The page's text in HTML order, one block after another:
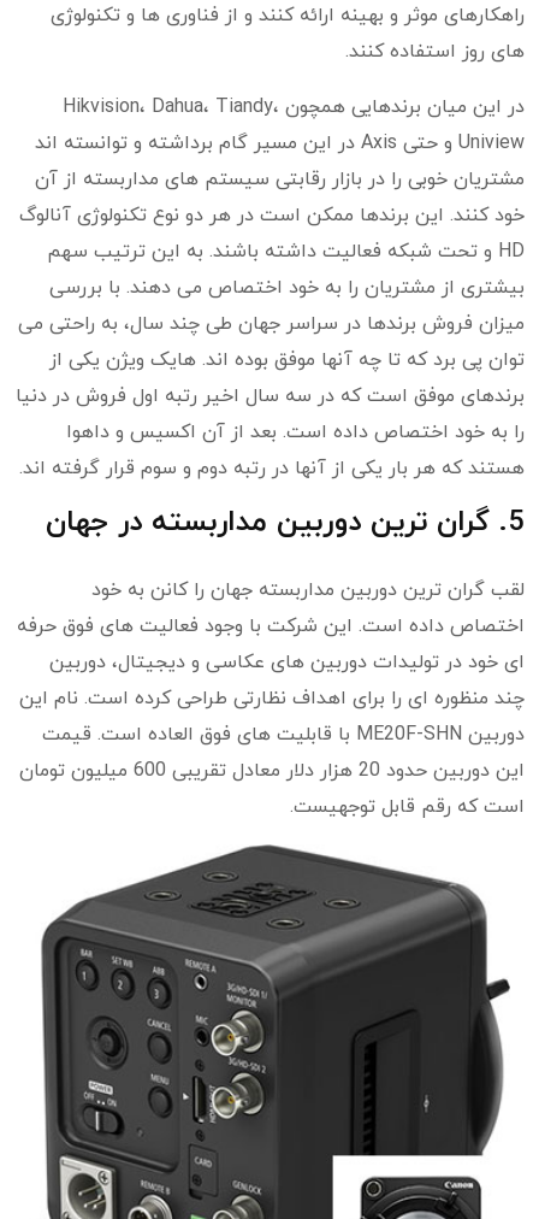
راهکارهای موثر و بهینه ارائه کنند و از فناوری ها و تکنولوژی
های روز استفاده کنند.
در این میان برندهایی همچون Hikvision، Dahua، Tiandy،
Uniview و حتی Axis در این مسیر گام برداشته و توانسته اند
مشتریان خوبی را در بازار رقابتی سیستم های مداربسته از آن
خود کنند. این برندها ممکن است در هر دو نوع تکنولوژی آنالوگ
HD و تحت شبکه فعالیت داشته باشند. به این ترتیب سهم
بیشتری از مشتریان را به خود اختصاص می دهند. با بررسی
میزان فروش برندها در سراسر جهان طی چند سال، به راحتی می
توان پی برد که تا چه آنها موفق بوده اند. هایک ویژن یکی از
برندهای موفق است که در سه سال اخیر رتبه اول فروش در دنیا
را به خود اختصاص داده است. بعد از آن اکسیس و داهوا
هستند که هر بار یکی از آنها در رتبه دوم و سوم قرار گرفته اند.
5. گران ترین دوربین مداربسته در جهان
لقب گران ترین دوربین مداربسته جهان را کانن به خود
اختصاص داده است. این شرکت با وجود فعالیت های فوق حرفه
ای خود در تولیدات دوربین های عکاسی و دیجیتال، دوربین
چند منظوره ای را برای اهداف نظارتی طراحی کرده است. نام این
دوربین ME20F-SHN با قابلیت های فوق العاده است. قیمت
این دوربین حدود 20 هزار دلار معادل تقریبی 600 میلیون تومان
است که رقم قابل توجهیست.